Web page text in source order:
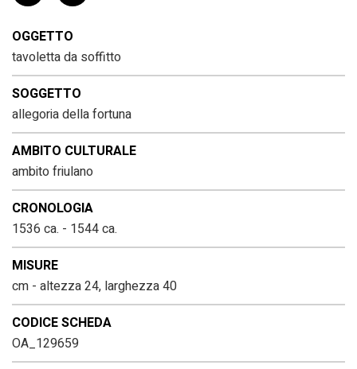
OGGETTO
tavoletta da soffitto
SOGGETTO
allegoria della fortuna
AMBITO CULTURALE
ambito friulano
CRONOLOGIA
1536 ca. - 1544 ca.
MISURE
cm - altezza 24, larghezza 40
CODICE SCHEDA
OA_129659